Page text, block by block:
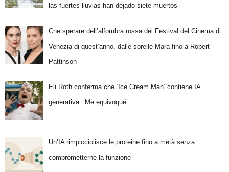
las fuertes lluvias han dejado siete muertos
Che sperare dell’alfombra rossa del Festival del Cinema di
Venezia di quest’anno, dalle sorelle Mara fino a Robert
Pattinson
Eli Roth conferma che ‘Ice Cream Man’ contiene IA
generativa: ‘Me equivoqué’.
Un’IA rimpicciolisce le proteine fino a metà senza
comprometterne la funzione